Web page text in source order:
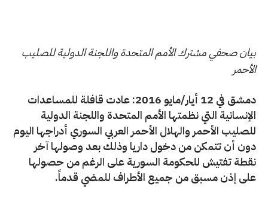
بيان صحفي مشترك الأمم المتحدة واللجنة الدولية للصليب
الأحمر
دمشق في 12 أيار/مايو 2016: عادت قافلة للمساعدات
الإنسانية التي نظمتها الأمم المتحدة واللجنة الدولية
للصليب الأحمر والهلال الأحمر العربي السوري أدراجها اليوم
دون أن تتمكن من دخول داريا وذلك بعد وصولها آخر
نقطة تفتيش للحكومة السورية على الرغم من حصولها
على إذن مسبق من جميع الأطراف للمضي قدماً.